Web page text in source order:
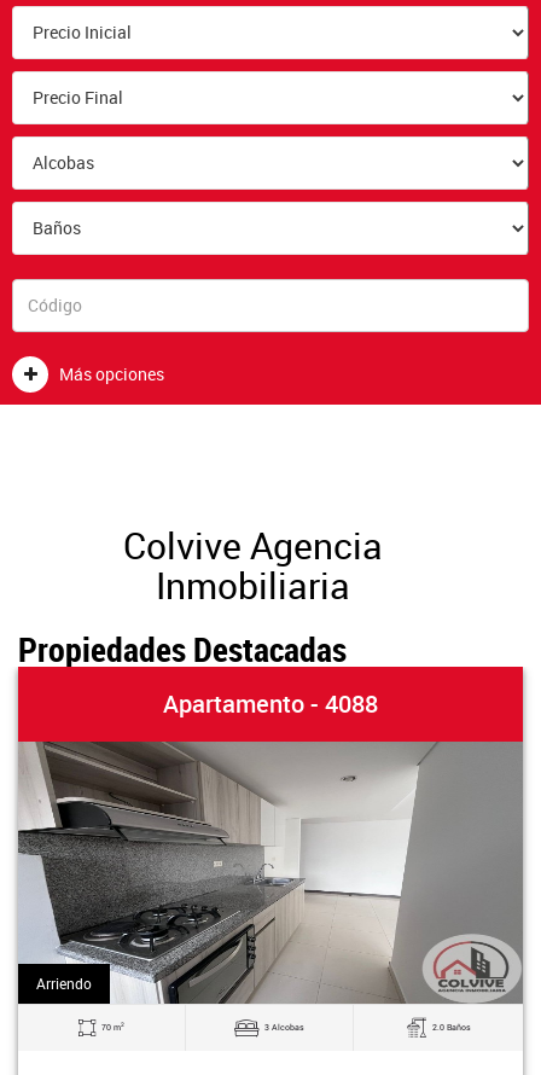
Más opciones
Colvive Agencia
Inmobiliaria
Propiedades Destacadas
Apartamento - 4088
Arriendo
70 m2 3 Alcobas 2.0 Baños